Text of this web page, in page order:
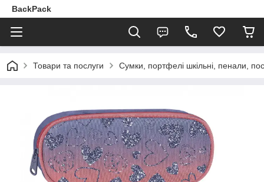
BackPack
Товари та послуги Сумки, портфелі шкільні, пенали,